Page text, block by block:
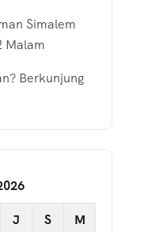
Simalem
Malam
Berkunjung
J S M